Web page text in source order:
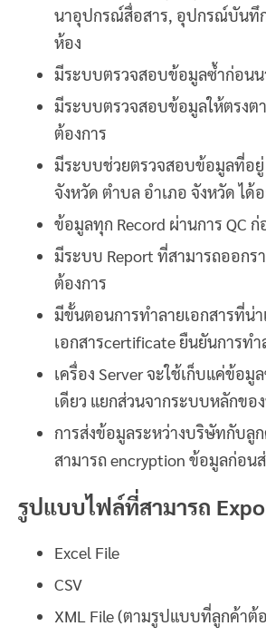
นาอุปกรณ์สื่อสาร, อุปกรณ์บันทึ
ห้อง
มีระบบตรวจสอบข้อมูลซ้ำก่อนน
มีระบบตรวจสอบข้อมูลให้ตรงต
ต้องการ
มีระบบช่วยตรวจสอบข้อมูลที่อยู่
จังหวัด ตำบล อำเภอ จังหวัด ได้
ข้อมูลทุก Record ผ่านการ QC ก่
มีระบบ Report ที่สามารถออกร
ต้องการ
มีขั้นตอนการทำลายเอกสารที่น่
เอกสารcertificate ยืนยันการทำ
เครื่อง Server จะใช้เก็บแค่ข้อมู
เดียว แยกส่วนจากระบบหลักขอ
การส่งข้อมูลระหว่างบริษัทกับลู
สามารถ encryption ข้อมูลก่อนส่
รูปแบบไฟล์ที่สามารถ
Excel File
CSV
XML File (ตามรูปแบบที่ลูกค้าต้